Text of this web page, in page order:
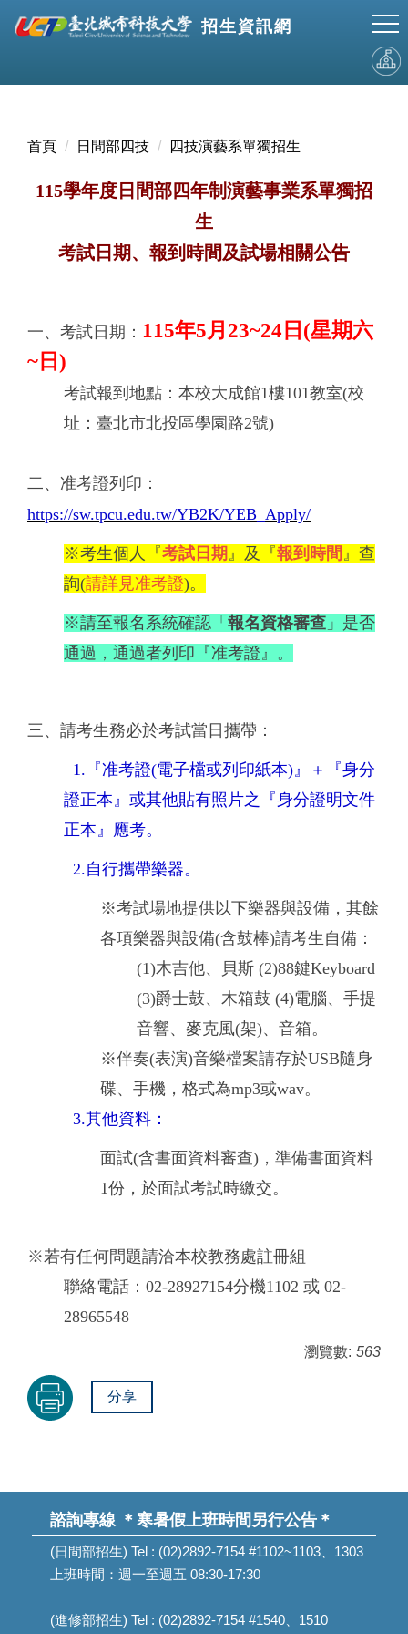
跳
到
招生資訊網
首頁 日間部四技 四技演藝系單獨招生
115學年度日間部四年制演藝事業系單獨招
生
考試日期、報到時間及試場相關公告
一、考試日期： 115年5月23~24日(星期六
~日)
考試報到地點：本校大成館1樓101教室(校
址：臺北市北投區學園路2號)
二、准考證列印：
https://sw.tpcu.edu.tw/YB2K/YEB_Apply/
※考生個人『考試日期 』及『報到時間 』查
詢(請詳見准考證)。
※請至報名系統確認「 報名資格審查 」是否
通過，通過者列印『准考證』。
三、請考生務必於考試當日攜帶：
1.『准考證(電子檔或列印紙本)』＋『身分
證正本』或其他貼有照片之『身分證明文件
正本』應考。
2.自行攜帶樂器。
※考試場地提供以下樂器與設備，其餘
各項樂器與設備(含鼓棒)請考生自備：
(1)木吉他、貝斯 (2)88鍵Keyboard
(3)爵士鼓、木箱鼓 (4)電腦、手提
音響、麥克風(架)、音箱。
※伴奏(表演)音樂檔案請存於USB隨身
碟、手機，格式為mp3或wav。
3.其他資料：
面試(含書面資料審查)，準備書面資料
1份，於面試考試時繳交。
※若有任何問題請洽本校教務處註冊組
聯絡電話：02-28927154分機1102 或 02-
28965548
瀏覽數: 563
分享
諮詢專線 ＊寒暑假上班時間另行公告＊
(日間部招生) Tel : (02)2892-7154 #1102~1103、1303
上班時間：週一至週五 08:30-17:30
(進修部招生) Tel : (02)2892-7154 #1540、1510